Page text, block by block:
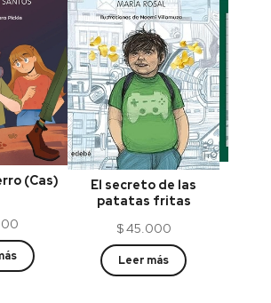
(Cas)
El secreto de las
patatas fritas
$45.000
Leer más